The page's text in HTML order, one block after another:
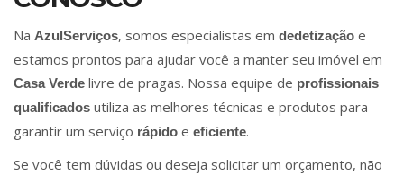
Na AzulServiços, somos especialistas em dedetização e
estamos prontos para ajudar você a manter seu imóvel em
Casa Verde livre de pragas. Nossa equipe de profissionais
qualificados utiliza as melhores técnicas e produtos para
garantir um serviço rápido e eficiente.
Se você tem dúvidas ou deseja solicitar um orçamento, não